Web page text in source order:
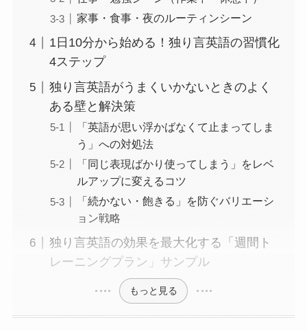
家事・食事・夜のルーティンシーン
1日10分から始める！独り言英語の習慣化
4ステップ
独り言英語がうまくいかないときのよく
ある壁と解決策
「英語が思い浮かばなくて止まってしま
う」への対処法
「同じ表現ばかり使ってしまう」をレベ
ルアップに変えるコツ
「続かない・飽きる」を防ぐバリエーシ
ョン戦略
独り言英語の効果を最大化する「週間ト
レーニングプラン」サンプル
もっと見る